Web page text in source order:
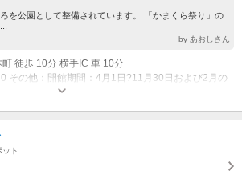
を公園として整備されています。 「かまくら祭り」の
by あおしさん
徒歩 10分 横手IC 車 10分
その他：開館期間：4月1日?11月30日および2月の
館時間：午前9時?午後4時30分（かまくら等のイベン
から、第2金曜日・土曜日に変更となりました。
13日（金曜日）、2月14日（土曜日）
ト